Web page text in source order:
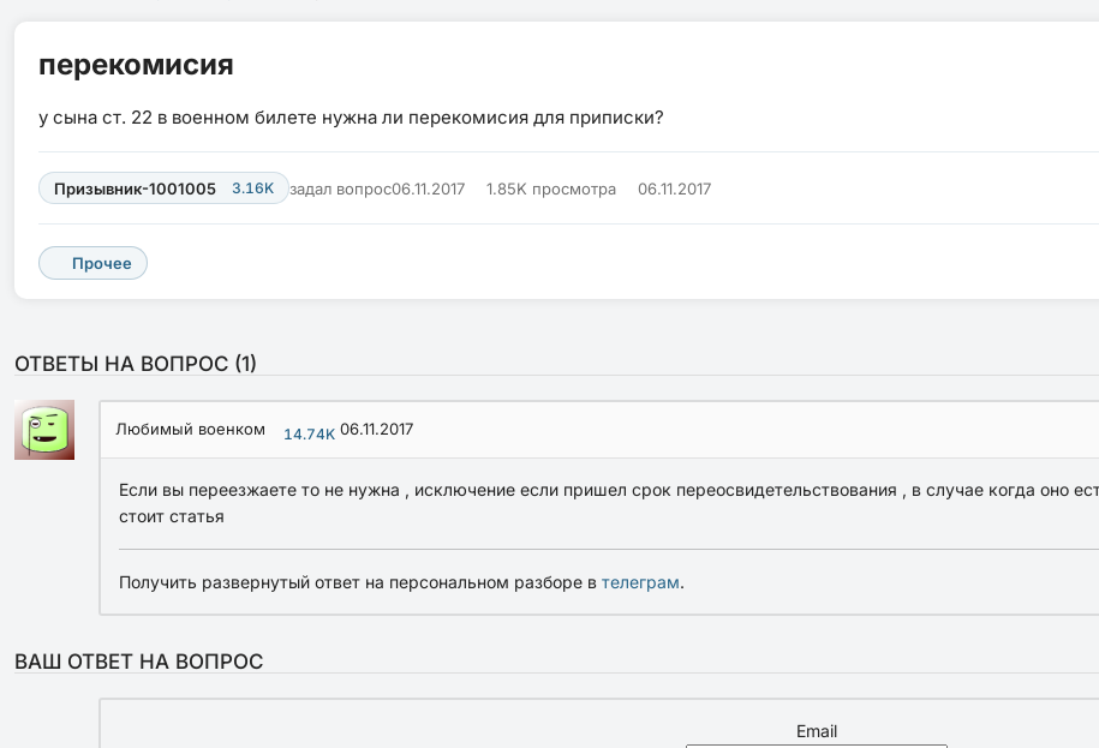
перекомисия
у сына ст. 22 в военном билете нужна ли перекомисия для приписки?
Призывник-1001005 3.16K задал вопрос06.11.2017 1.85K просмотра 06.11.2017
Прочее
ОТВЕТЫ НА ВОПРОС (1)
Любимый военком 14.74K 06.11.2017
Если вы переезжаете то не нужна , исключение если пришел срок переосвидетельствования , в случае когда оно
стоит статья
Получить развернутый ответ на персональном разборе в телеграм.
ВАШ ОТВЕТ НА ВОПРОС
Email